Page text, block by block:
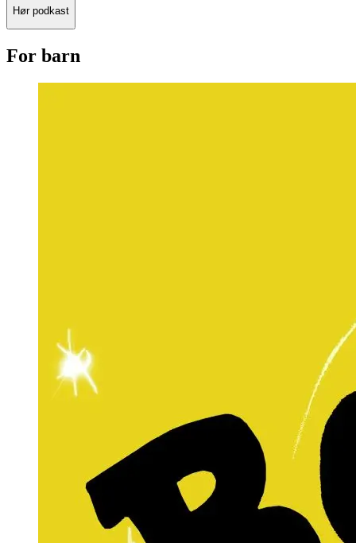
Hør podkast
For barn